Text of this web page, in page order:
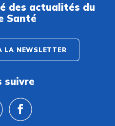
des actualités du
Santé
LA NEWSLETTER
suivre